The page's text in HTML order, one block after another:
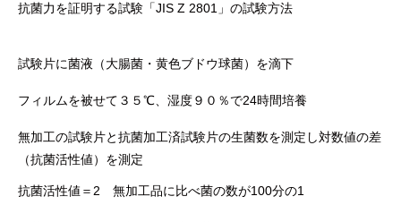
抗菌力を証明する試験「JIS Z 2801」の試験方法
試験片に菌液（大腸菌・黄色ブドウ球菌）を滴下
フィルムを被せて３５℃、湿度９０％で24時間培養
無加工の試験片と抗菌加工済試験片の生菌数を測定し対数値の差
（抗菌活性値）を測定
抗菌活性値＝2 無加工品に比べ菌の数が100分の1